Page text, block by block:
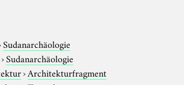
Sudanarchäologie
›Sudanarchäologie
›Architekturfragment